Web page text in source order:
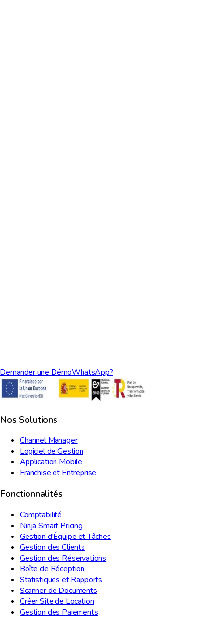
Demander une DémoWhatsApp?
Nos Solutions
Channel Manager
Logiciel de Gestion
Application Mobile
Franchise et Entreprise
Fonctionnalités
Comptabilité
Ninja Smart Pricing
Gestion d'Équipe et Tâches
Gestion des Clients
Gestion des Réservations
Boîte de Réception
Statistiques et Rapports
Scanner de Documents
Créer Site de Location
Gestion des Paiements